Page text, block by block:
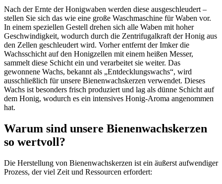
Nach der Ernte der Honigwaben werden diese ausgeschleudert –
stellen Sie sich das wie eine große Waschmaschine für Waben vor.
In einem speziellen Gestell drehen sich alle Waben mit hoher
Geschwindigkeit, wodurch durch die Zentrifugalkraft der Honig aus
den Zellen geschleudert wird. Vorher entfernt der Imker die
Wachsschicht auf den Honigzellen mit einem heißen Messer,
sammelt diese Schicht ein und verarbeitet sie weiter. Das
gewonnene Wachs, bekannt als „Entdecklungswachs“, wird
ausschließlich für unsere Bienenwachskerzen verwendet. Dieses
Wachs ist besonders frisch produziert und lag als dünne Schicht auf
dem Honig, wodurch es ein intensives Honig-Aroma angenommen
hat.
Warum sind unsere Bienenwachskerzen
so wertvoll?
Die Herstellung von Bienenwachskerzen ist ein äußerst aufwendiger
Prozess, der viel Zeit und Ressourcen erfordert: